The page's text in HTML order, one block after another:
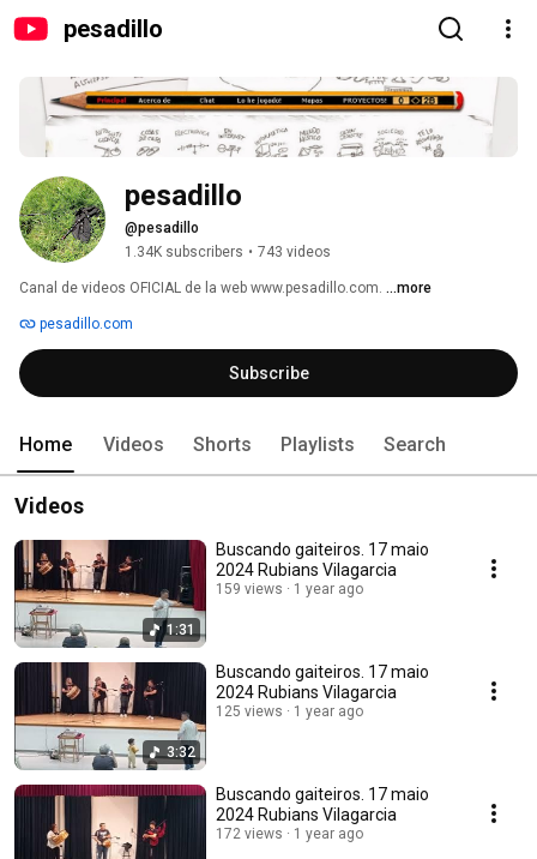
pesadillo
pesadillo
@pesadillo
1.34K subscribers • 743 videos
Canal de videos OFICIAL de la web www.pesadillo.com. ...more
pesadillo.com
Subscribe
Home Videos Shorts Playlists Search
Videos
1:31
Buscando gaiteiros. 17 maio
2024 Rubians Vilagarcia
159 views 1 year ago
3:32
Buscando gaiteiros. 17 maio
2024 Rubians Vilagarcia
125 views 1 year ago
Buscando gaiteiros. 17 maio
2024 Rubians Vilagarcia
172 views 1 year ago